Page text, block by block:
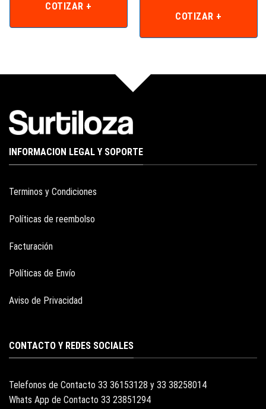
COTIZAR +
COTIZAR +
INFORMACION LEGAL Y SOPORTE
Terminos y Condiciones
Políticas de reembolso
Facturación
Políticas de Envío
Aviso de Privacidad
CONTACTO Y REDES SOCIALES
Telefonos de Contacto 33 36153128 y 33 38258014
Whats App de Contacto 33 23851294